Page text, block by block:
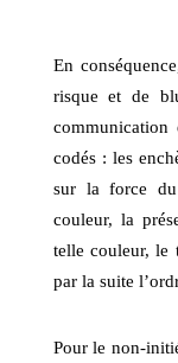
En
risque et de
communication
codés : les
sur la force
couleur, la
telle couleur, le
par la suite
Pour le non-